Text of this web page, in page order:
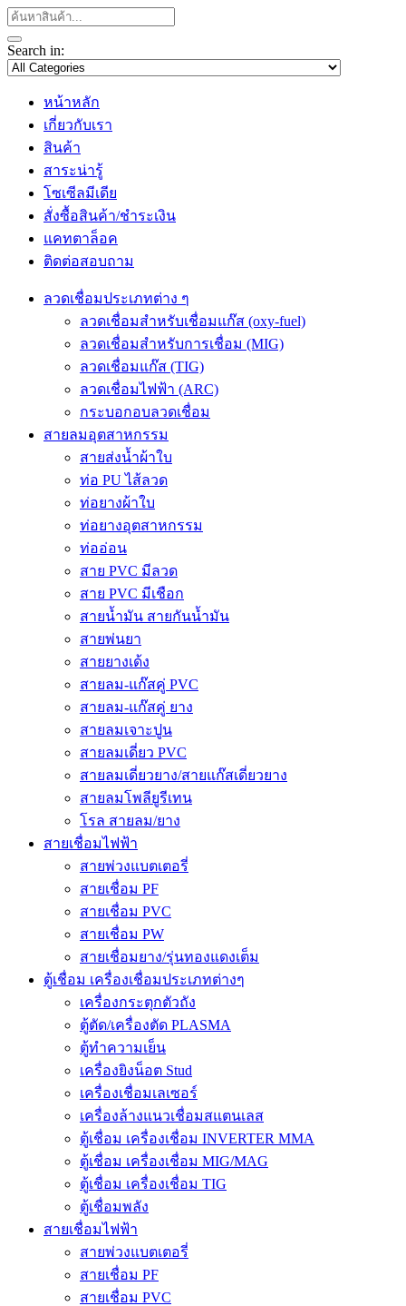
Search in:
หน้าหลัก
เกี่ยวกับเรา
สินค้า
สาระน่ารู้
โซเซีลมีเดีย
สั่งซื้อสินค้า/ชำระเงิน
แคทตาล็อค
ติดต่อสอบถาม
ลวดเชื่อมประเภทต่าง ๆ
ลวดเชื่อมสำหรับเชื่อมแก๊ส (oxy-fuel)
ลวดเชื่อมสำหรับการเชื่อม (MIG)
ลวดเชื่อมแก๊ส (TIG)
ลวดเชื่อมไฟฟ้า (ARC)
กระบอกอบลวดเชื่อม
สายลมอุตสาหกรรม
สายส่งน้ำผ้าใบ
ท่อ PU ไส้ลวด
ท่อยางผ้าใบ
ท่อยางอุตสาหกรรม
ท่ออ่อน
สาย PVC มีลวด
สาย PVC มีเชือก
สายน้ำมัน สายกันน้ำมัน
สายพ่นยา
สายยางเด้ง
สายลม-แก๊สคู่ PVC
สายลม-แก๊สคู่ ยาง
สายลมเจาะปูน
สายลมเดี่ยว PVC
สายลมเดี่ยวยาง/สายแก๊สเดี่ยวยาง
สายลมโพลียูรีเทน
โรล สายลม/ยาง
สายเชื่อมไฟฟ้า
สายพ่วงแบตเตอรี่
สายเชื่อม PF
สายเชื่อม PVC
สายเชื่อม PW
สายเชื่อมยาง/รุ่นทองแดงเต็ม
ตู้เชื่อม เครื่องเชื่อมประเภทต่างๆ
เครื่องกระตุกตัวถัง
ตู้ตัด/เครื่องตัด PLASMA
ตู้ทำความเย็น
เครื่องยิงน็อต Stud
เครื่องเชื่อมเลเซอร์
เครื่องล้างแนวเชื่อมสแตนเลส
ตู้เชื่อม เครื่องเชื่อม INVERTER MMA
ตู้เชื่อม เครื่องเชื่อม MIG/MAG
ตู้เชื่อม เครื่องเชื่อม TIG
ตู้เชื่อมพลัง
สายเชื่อมไฟฟ้า
สายพ่วงแบตเตอรี่
สายเชื่อม PF
สายเชื่อม PVC